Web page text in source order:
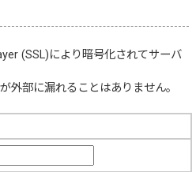
(SSL)により暗号化されてサーバ
外部に漏れることはありません。